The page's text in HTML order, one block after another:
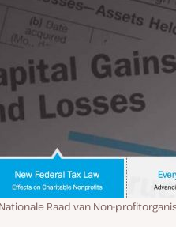
Nationale Raad van Non-